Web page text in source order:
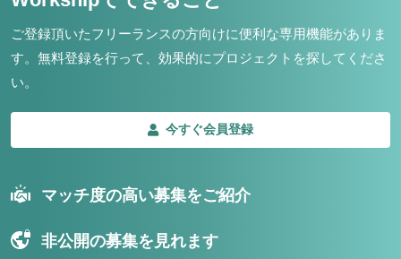
ご登録頂いたフリーランスの方向けに便利な専用機能がありま
す。 無料登録を行って、効果的にプロジェクトを探してくださ
い。
今すぐ会員登録
マッチ度の高い募集をご紹介
非公開の募集を見れます